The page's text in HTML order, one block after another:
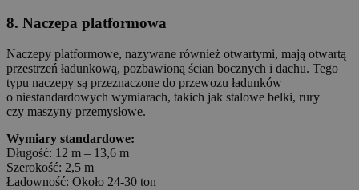
8. Naczepa platformowa
Naczepy platformowe, nazywane również otwartymi, mają otwartą
przestrzeń ładunkową, pozbawioną ścian bocznych i dachu. Tego
typu naczepy są przeznaczone do przewozu ładunków
o niestandardowych wymiarach, takich jak stalowe belki, rury
czy maszyny przemysłowe.
Wymiary standardowe:
Długość: 12 m – 13,6 m
Szerokość: 2,5 m
Ładowność: Około 24-30 ton